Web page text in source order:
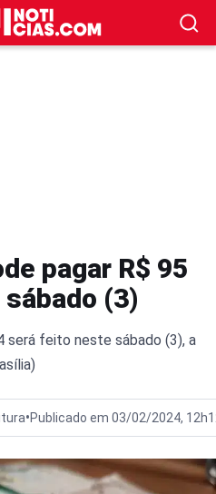
pagar R$ 95
(3)
será feito neste sábado (3), a
•Publicado em 03/02/2024,